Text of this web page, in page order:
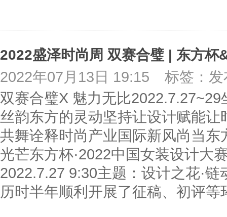
2022盛泽时尚周 双赛合璧 | 东方杯
2022年07月13日 19:15
标签：
双赛合璧X 魅力无比
丝韵东方的灵动坚持让设计赋能
共舞诠释时尚产业国际新风尚当
光芒东方杯·2022中国女装设计大
2022.7.27 9:30主题：设计之花·
历时半年顺利开展了征稿、初评